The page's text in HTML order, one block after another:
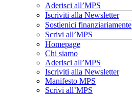
Aderisci all’MPS
Iscriviti alla Newsletter
Sostienici finanziariamente
Scrivi all’MPS
Homepage
Chi siamo
Aderisci all’MPS
Iscriviti alla Newsletter
Manifesto MPS
Scrivi all’MPS